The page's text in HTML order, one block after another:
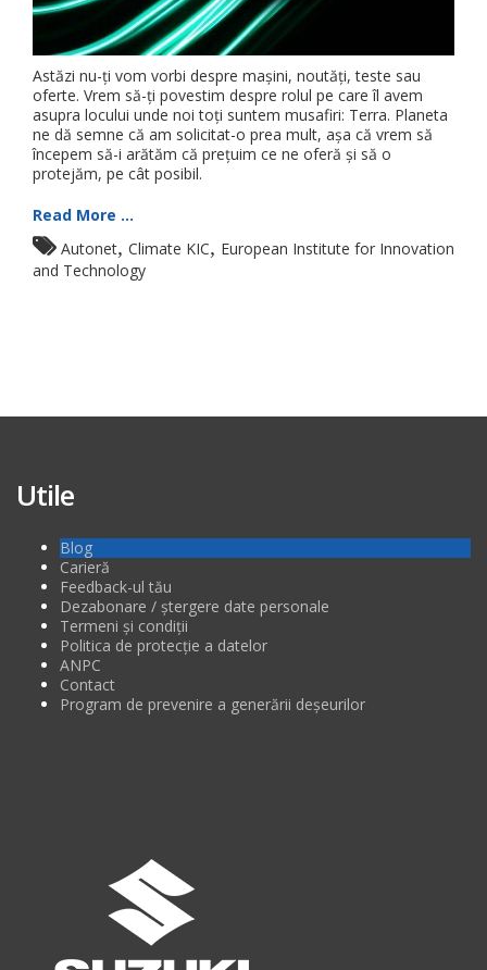
Astăzi nu-ți vom vorbi despre mașini, noutăți, teste sau
oferte. Vrem să-ți povestim despre rolul pe care îl avem
asupra locului unde noi toți suntem musafiri: Terra. Planeta
ne dă semne că am solicitat-o prea mult, așa că vrem să
începem să-i arătăm că prețuim ce ne oferă și să o
protejăm, pe cât posibil.
Read More ...
Autonet, Climate KIC, European Institute for Innovation
and Technology
Utile
Blog
Carieră
Feedback-ul tău
Dezabonare / ștergere date personale
Termeni și condiții
Politica de protecție a datelor
ANPC
Contact
Program de prevenire a generării deșeurilor